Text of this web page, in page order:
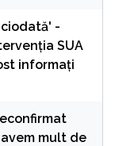
-
SUA
informați
mult de